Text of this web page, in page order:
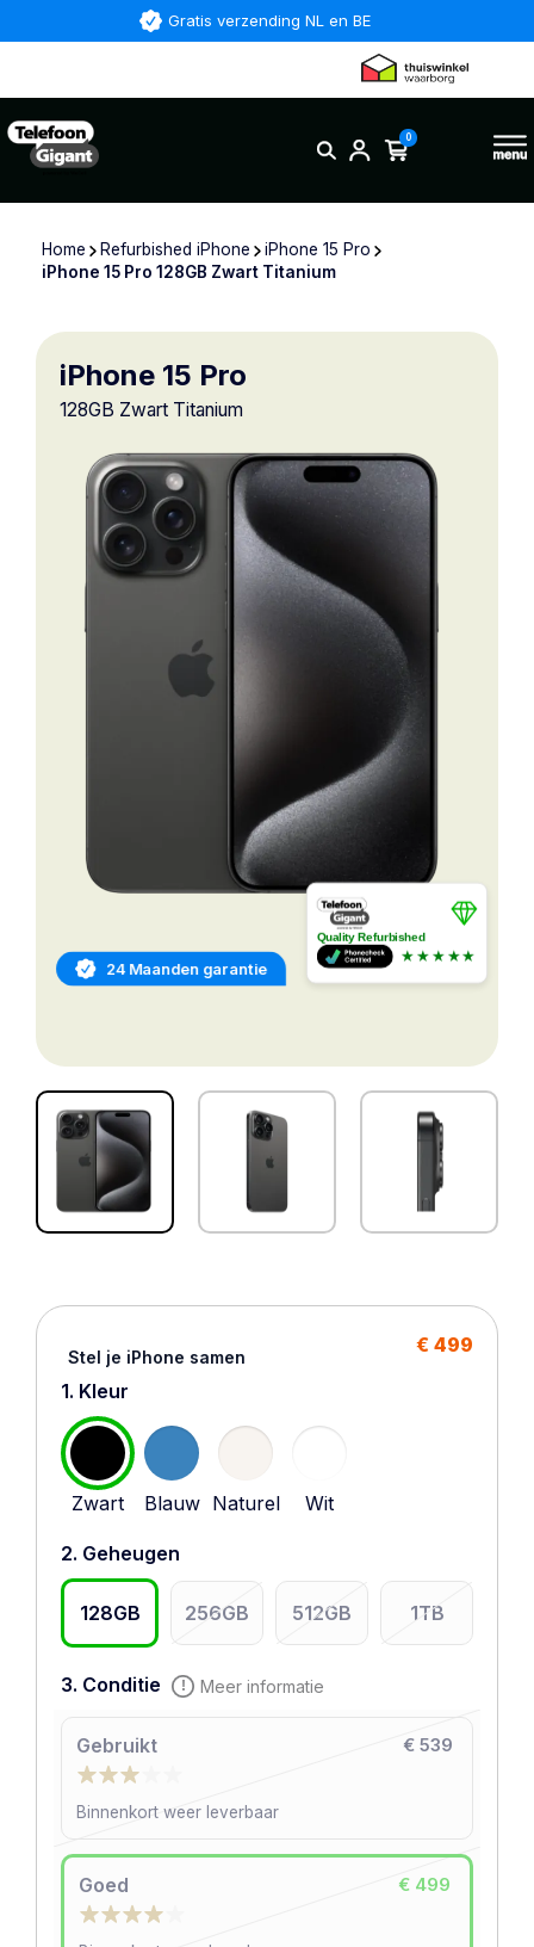
Gratis verzending NL en BE
0
Home Refurbished iPhone
iPhone 15 Pro
iPhone 15 Pro 128GB Zwart Titanium
24 Maanden garantie
iPhone 15 Pro
128GB Zwart Titanium
Quality Refurbished
★★★★★
Stel je iPhone samen
€ 499
1. Kleur
Zwart Blauw Naturel Wit
2. Geheugen
128GB 256GB 512GB 1TB
3. Conditie Meer informatie
Gebruikt € 539
Binnenkort weer leverbaar
Goed € 499